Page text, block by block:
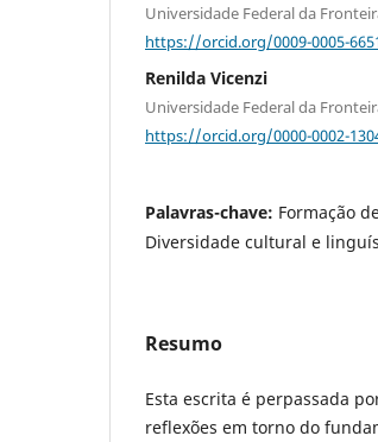
Universidade Federal da
https://orcid.org/0009-0005-
Renilda Vicenzi
Universidade Federal da
https://orcid.org/0000-0002-
Palavras-chave: Formação
Diversidade cultural e
Resumo
Esta escrita é perpassada
reflexões em torno do